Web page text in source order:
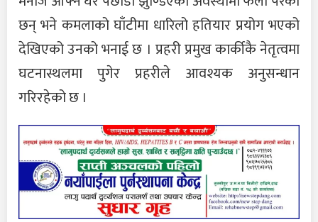
छन् भने कमलाको घाँटीमा धारिलो हतियार प्रयोग भएको
देखिएको उनको भनाई छ । प्रहरी प्रमुख कार्कीकै नेतृत्वमा
घटनास्थलमा पुगेर प्रहरीले आवश्यक अनुसन्धान
गरिरहेको छ ।